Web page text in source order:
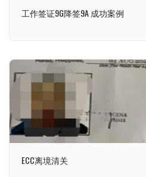
工作签证9G降签9A 成功案例
ECC离境清关